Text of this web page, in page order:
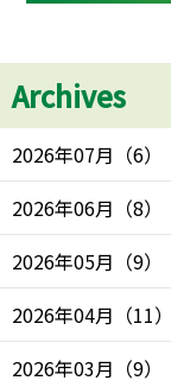
Archives
2026年07月 （6）
2026年06月 （8）
2026年05月 （9）
2026年04月 （11）
2026年03月 （9）